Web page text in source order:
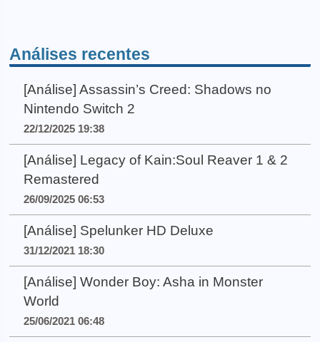
Análises recentes
[Análise] Assassin’s Creed: Shadows no
Nintendo Switch 2
22/12/2025 19:38
[Análise] Legacy of Kain:Soul Reaver 1 & 2
Remastered
26/09/2025 06:53
[Análise] Spelunker HD Deluxe
31/12/2021 18:30
[Análise] Wonder Boy: Asha in Monster
World
25/06/2021 06:48